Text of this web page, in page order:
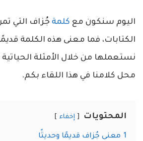
اليوم سنكون مع كلمة جُزاف التي
الكتابات، فما معنى هذه الكلمة
نستعملها من خلال الأمثلة
محل كلامنا في هذا اللقاء بكم.
المحتويات إخفاء
1 معنى جُزاف قديمًا وحديثًا